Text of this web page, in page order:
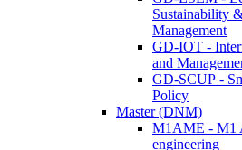
Sustainability
Management
GD-IOT -
and
GD-SCUP -
Policy
Master (DNM)
M1AME - M1
engineering